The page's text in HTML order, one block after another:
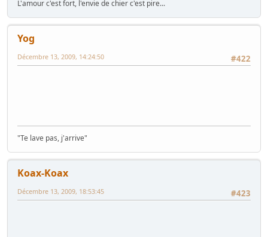
L'amour c'est fort, l'envie de chier c'est pire...
Yog
#422
Décembre 13, 2009, 14:24:50
"Te lave pas, j'arrive"
Koax-Koax
#423
Décembre 13, 2009, 18:53:45